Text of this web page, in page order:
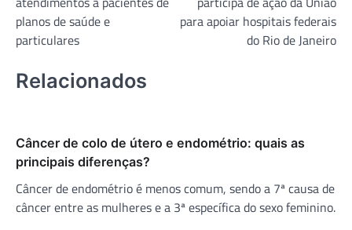
Post
planos de saúde e
particulares
para apoiar hospitais federais
do Rio de Janeiro
Relacionados
Câncer de colo de útero e endométrio: quais as
principais diferenças?
Câncer de endométrio é menos comum, sendo a 7ª causa de
câncer entre as mulheres e a 3ª específica do sexo feminino.